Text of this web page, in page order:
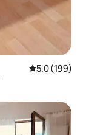
औसत रेटिंग 5 में
5.0 (199)